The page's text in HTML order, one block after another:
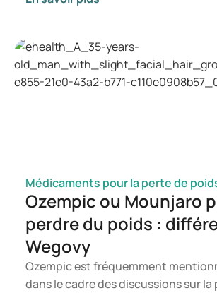
développement d'une infection à
saurez ainsi à quel moment il est
consulter un professionnel de la
Médicaments pour la perte de
Ozempic ou Mounjaro
perdre du poids :
Wegovy
Ozempic est fréquemment
dans le cadre des discussions sur la